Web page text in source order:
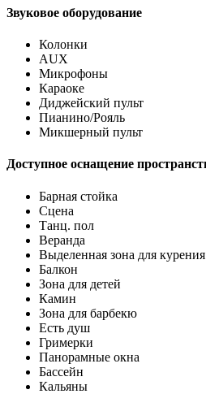
Звуковое оборудование
Колонки
AUX
Микрофоны
Караоке
Диджейский пульт
Пианино/Рояль
Микшерный пульт
Доступное оснащение
Барная стойка
Сцена
Танц. пол
Веранда
Выделенная зона для курения
Балкон
Зона для детей
Камин
Зона для барбекю
Есть душ
Гримерки
Панорамные окна
Бассейн
Кальяны